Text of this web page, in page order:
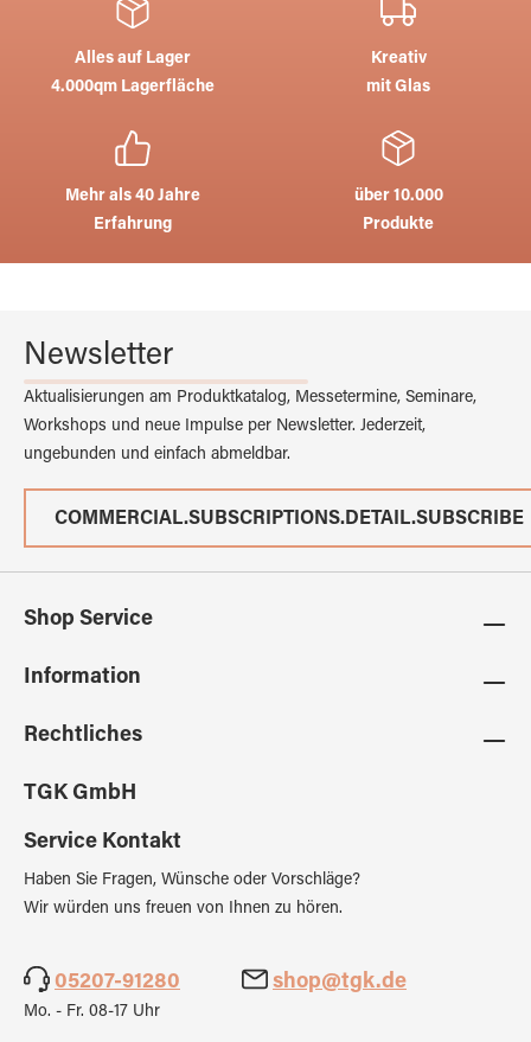
Alles auf Lager
4.000qm Lagerfläche
Kreativ
mit Glas
Mehr als 40 Jahre
Erfahrung
über 10.000
Produkte
Newsletter
Aktualisierungen am Produktkatalog, Messetermine, Seminare,
Workshops und neue Impulse per Newsletter. Jederzeit,
ungebunden und einfach abmeldbar.
COMMERCIAL.SUBSCRIPTIONS.DETAIL.SUBSCRIBE
Shop Service
Information
Rechtliches
TGK GmbH
Service Kontakt
Haben Sie Fragen, Wünsche oder Vorschläge?
Wir würden uns freuen von Ihnen zu hören.
05207-91280 shop@tgk.de
Mo. - Fr. 08-17 Uhr